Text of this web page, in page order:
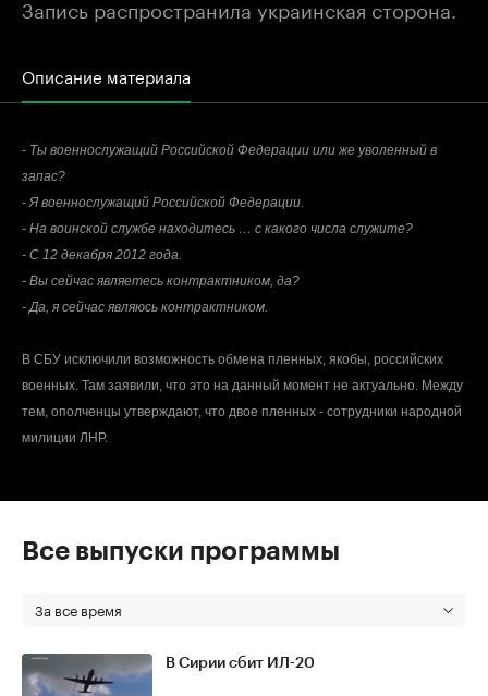
Запись распространила украинская сторона.
Описание материала
- Ты военнослужащий Российской Федерации или же уволенный в
запас?
- Я военнослужащий Российской Федерации.
- На воинской службе находитесь … с какого числа служите?
- С 12 декабря 2012 года.
- Вы сейчас являетесь контрактником, да?
- Да, я сейчас являюсь контрактником.
В СБУ исключили возможность обмена пленных, якобы, российских
военных. Там заявили, что это на данный момент не актуально. Между
тем, ополченцы утверждают, что двое пленных - сотрудники народной
милиции ЛНР.
Все выпуски программы
За все время
В Сирии сбит ИЛ-20